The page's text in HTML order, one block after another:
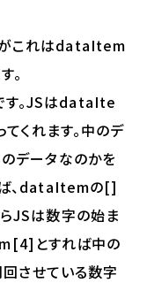
これはdataItem
。
。JSはdataIte
くれます。中のデ
データなのかを
、dataItemの[]
JSは数字の始ま
とすれば中の
させている数字